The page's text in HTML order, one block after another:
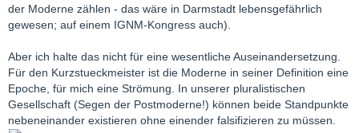
der Moderne zählen - das wäre in Darmstadt lebensgefährlich
gewesen; auf einem IGNM-Kongress auch).
Aber ich halte das nicht für eine wesentliche Auseinandersetzung.
Für den Kurzstueckmeister ist die Moderne in seiner Definition eine
Epoche, für mich eine Strömung. In unserer pluralistischen
Gesellschaft (Segen der Postmoderne!) können beide Standpunkte
nebeneinander existieren ohne einender falsifizieren zu müssen.